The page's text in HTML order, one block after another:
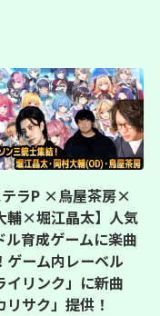
テラP ×烏屋茶房×
輔×堀江晶太】人気
ル育成ゲームに楽曲
ゲーム内レーベル
イリンク」に新曲
リサク」提供！